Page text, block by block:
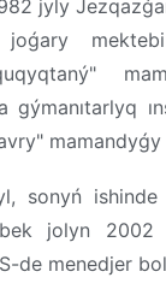
jyly
mektebi
gýmanıtarlyq
sonyń
jolyn 2002
de menedjer